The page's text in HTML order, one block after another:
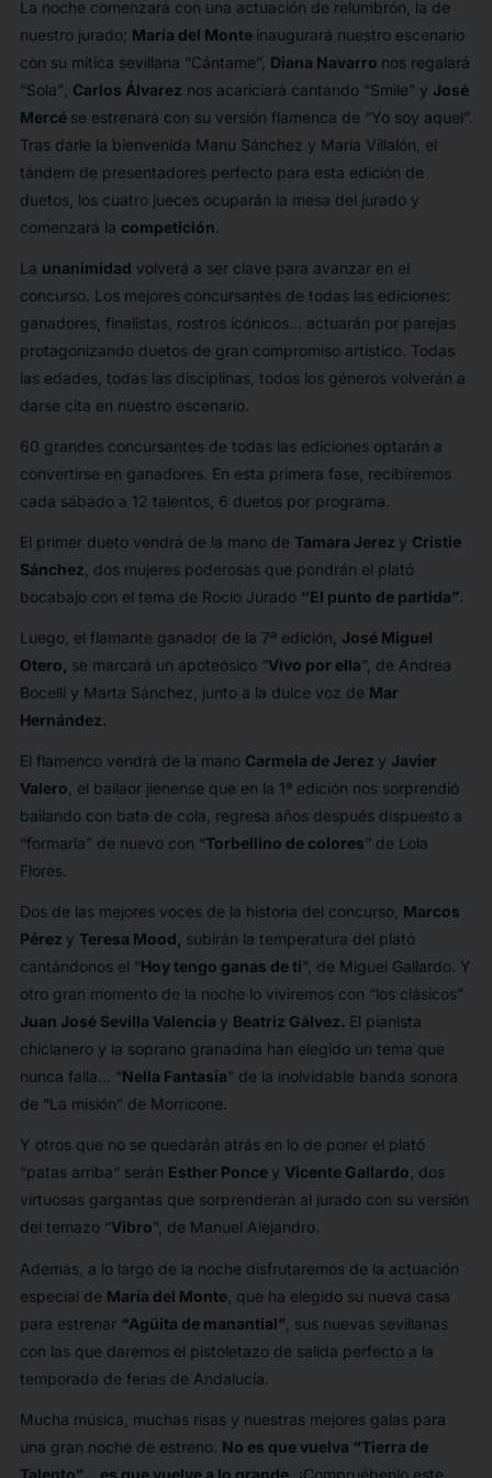
La noche comenzará con una actuación de relumbrón, la de
nuestro jurado; María del Monte inaugurará nuestro escenario
con su mítica sevillana “Cántame”, Diana Navarro nos regalará
“Sola” Carlos Álvarez nos acariciará cantando “Smile” y José
Mercé se estrenará con su versión flamenca de “Yo soy aquel”.
Tras darle la bienvenida Manu Sánchez y María Villalón, el
tándem de presentadores perfecto para esta edición de
duetos, los cuatro jueces ocuparán la mesa del jurado y
comenzará la competición.
La unanimidad volverá a ser clave para avanzar en el
concurso. Los mejores concursantes de todas las ediciones:
ganadores, finalistas, rostros icónicos… actuarán por parejas
protagonizando duetos de gran compromiso artístico. Todas
las edades, todas las disciplinas, todos los géneros volverán a
darse cita en nuestro escenario.
60 grandes concursantes de todas las ediciones optarán a
convertirse en ganadores. En esta primera fase, recibiremos
cada sábado a 12 talentos, 6 duetos por programa.
El primer dueto vendrá de la mano de Tamara Jerez y Cristie
Sánchez , dos mujeres poderosas que pondrán el plató
bocabajo con el tema de Rocío Jurado “El punto de partida”.
Luego, el flamante ganador de la 7ª edición, José Miguel
Otero, se marcará un apoteósico “Vivo por ella”, de Andrea
Bocelli y Marta Sánchez, junto a la dulce voz de Mar
Hernández.
El flamenco vendrá de la mano Carmela de Jerez y Javier
Valero , el bailaor jienense que en la 1ª edición nos sorprendió
bailando con bata de cola, regresa años después dispuesto a
“formarla” de nuevo con “Torbellino de colores” de Lola
Flores.
Dos de las mejores voces de la historia del concurso, Marcos
Pérez y Teresa Mood, subirán la temperatura del plató
cantándonos el “Hoy tengo ganas de ti”, de Miguel Gallardo. Y
otro gran momento de la noche lo viviremos con “los clásicos”
Juan José Sevilla Valencia y Beatriz Gálvez. El pianista
chiclanero y la soprano granadina han elegido un tema que
nunca falla… “Nella Fantasía” de la inolvidable banda sonora
de “La misión” de Morricone.
Y otros que no se quedarán atrás en lo de poner el plató
“patas arriba” serán Esther Ponce y Vicente Gallardo , dos
virtuosas gargantas que sorprenderán al jurado con su versión
del temazo “Vibro”, de Manuel Alejandro.
Además, a lo largo de la noche disfrutaremos de la actuación
especial de María del Monte, que ha elegido su nueva casa
para estrenar “Agüita de manantial”, sus nuevas sevillanas
con las que daremos el pistoletazo de salida perfecto a la
temporada de ferias de Andalucía.
Mucha música, muchas risas y nuestras mejores galas para
una gran noche de estreno. No es que vuelva “Tierra de
Talento”… es que vuelve a lo grande. ¡Compruébenlo este